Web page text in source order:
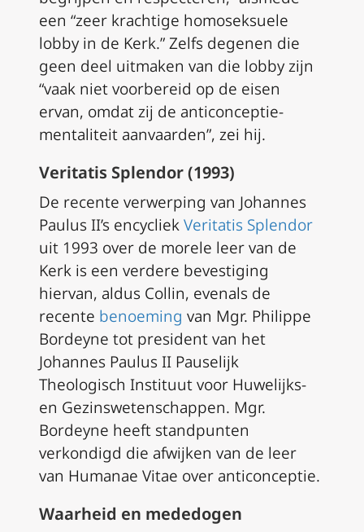
een “zeer krachtige homoseksuele
lobby in de Kerk.” Zelfs degenen die
geen deel uitmaken van die lobby zijn
“vaak niet voorbereid op de eisen
ervan, omdat zij de anticonceptie-
mentaliteit aanvaarden”, zei hij.
Veritatis Splendor (1993)
De recente verwerping van Johannes
Paulus II’s encycliekVeritatis Splendor
uit 1993 over de morele leer van de
Kerk is een verdere bevestiging
hiervan, aldus Collin, evenals de
recente benoeming van Mgr. Philippe
Bordeyne tot president van het
Johannes Paulus II Pauselijk
Theologisch Instituut voor Huwelijks-
en Gezinswetenschappen. Mgr.
Bordeyne heeft standpunten
verkondigd die afwijken van de leer
van Humanae Vitae over anticonceptie.
Waarheid en mededogen